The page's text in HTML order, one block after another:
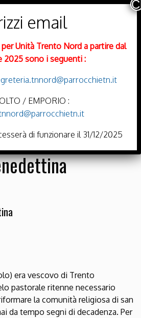
era vescovo di Trento
pastorale ritenne necessario
la comunità religiosa di san
da tempo segni di decadenza. Per
Unità Trento Nord a partire dal
2025 sono i seguenti :
/ EMPORIO :
di funzionare il 31/12/2025